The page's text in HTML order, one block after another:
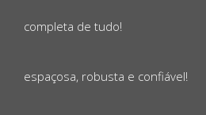
completa de tudo!
espaçosa, robusta e confiável!